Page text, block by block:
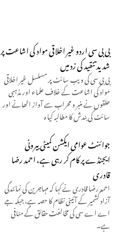
بی بی سی اردو غیر اخلاقی مواد کی اشاعت پر
شدید تنقید کی زد میں
بی بی سی کی ویب سائٹ پر مسلسل غیر اخلاقی
مواد کی اشاعت کے خلاف علماء اور مذہبی
حلقوں نے منبر و محراب سے آواز اٹھانے اور
سائٹ کی بندش کا مطالبہ کیا ہ
جوائنٹ عوامی ایکشن کمیٹی بیرونی
ایجنڈے پر کام کر رہی ہے، احمد رضا
قادری
احمد رضا قادری نے کہا کہ مہاجرین کی نمائندگی
آزاد کشمیر کے آئینی نظام کا حصہ ہے، جبکہ جے
اے اے سی کی مخالفت حقائق کے منافی
ہے۔